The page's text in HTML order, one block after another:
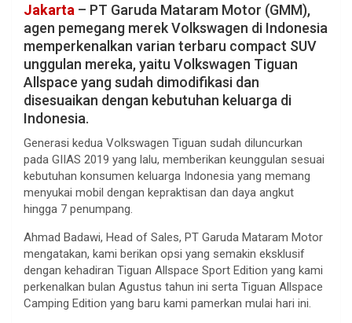
Jakarta – PT Garuda Mataram Motor (GMM),
agen pemegang merek Volkswagen di Indonesia
memperkenalkan varian terbaru compact SUV
unggulan mereka, yaitu Volkswagen Tiguan
Allspace yang sudah dimodifikasi dan
disesuaikan dengan kebutuhan keluarga di
Indonesia.
Generasi kedua Volkswagen Tiguan sudah diluncurkan
pada GIIAS 2019 yang lalu, memberikan keunggulan sesuai
kebutuhan konsumen keluarga Indonesia yang memang
menyukai mobil dengan kepraktisan dan daya angkut
hingga 7 penumpang.
Ahmad Badawi, Head of Sales, PT Garuda Mataram Motor
mengatakan, kami berikan opsi yang semakin eksklusif
dengan kehadiran Tiguan Allspace Sport Edition yang kami
perkenalkan bulan Agustus tahun ini serta Tiguan Allspace
Camping Edition yang baru kami pamerkan mulai hari ini.